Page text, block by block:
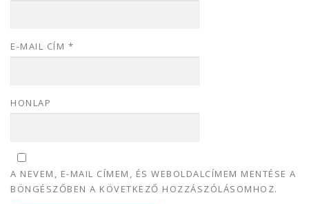
E-MAIL CÍM *
HONLAP
A NEVEM, E-MAIL CÍMEM, ÉS WEBOLDALCÍMEM MENTÉSE A
BÖNGÉSZŐBEN A KÖVETKEZŐ HOZZÁSZÓLÁSOMHOZ.